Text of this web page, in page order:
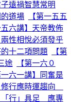
遠禍智慧常明
道場
【第一五五
五六講】天帝教佈
兩性相悅必須發乎
十二項問題
【第
途
【第一六０
一六一講】同奮是
修行應時運趨向
「行」具足 應專